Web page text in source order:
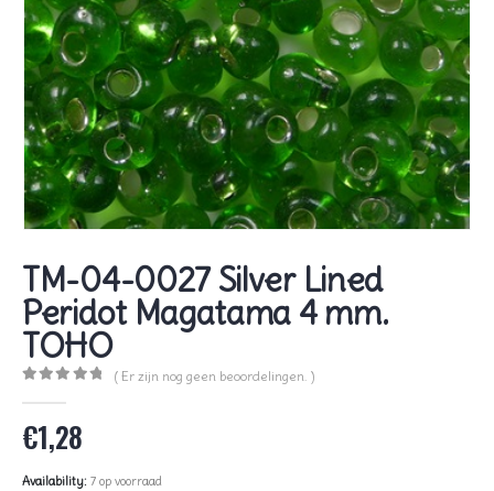
TM-04-0027 Silver Lined
Peridot Magatama 4 mm.
TOHO
( Er zijn nog geen beoordelingen. )
€1,28
Availability: 7 op voorraad